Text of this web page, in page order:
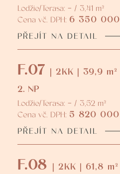
Lodžie/Terasa: - / 3,41 m²
Cena vč. DPH: 6 350 000
PŘEJÍT NA DETAIL
F.07 | 2KK | 39,9 m²
2. NP
Lodžie/Terasa: - / 3,52 m²
Cena vč. DPH: 5 820 000
PŘEJÍT NA DETAIL
F.08 | 2KK | 61,8 m²